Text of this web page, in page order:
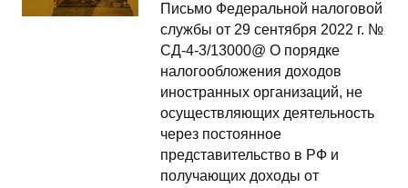
Письмо Федеральной налоговой
службы от 29 сентября 2022 г. №
СД-4-3/13000@ О порядке
налогообложения доходов
иностранных организаций, не
осуществляющих деятельность
через постоянное
представительство в РФ и
получающих доходы от